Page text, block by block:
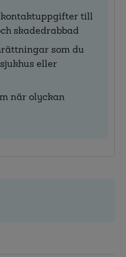
kontaktuppgifter till
skadedrabbad
som du
eller
när olyckan